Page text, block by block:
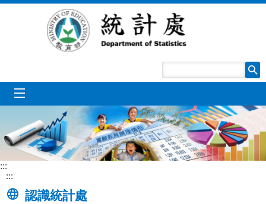
跳到主要內容區塊
:::
:::
認識統計處